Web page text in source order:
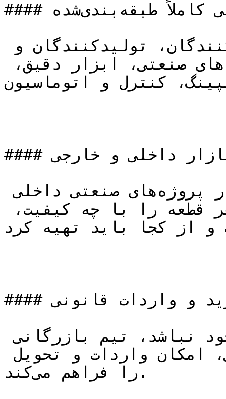
#### بانک اطلاعاتی کاملاً طبقه‌بندی‌شده
کنترل و اتوماسیون.
#### آگاهی عمیق از بازار داخلی و خارجی
با بهره‌گیری از تجارب متعدد در پروژه‌های صنعتی داخلی
و از کجا باید تهیه کرد.
#### خرید و واردات قانونی
چنانچه کالا در بازار داخل موجود نباشد، تیم بازرگانی
را فراهم می‌کند.